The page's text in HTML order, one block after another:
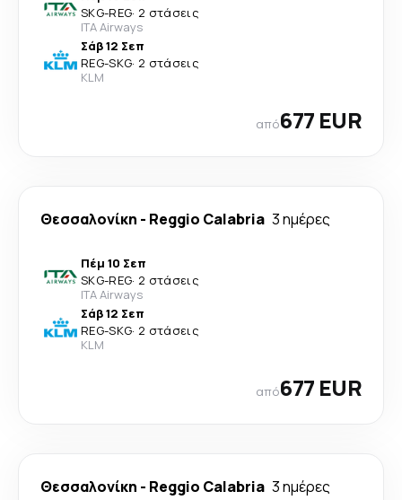
SKG-REG· 2 στάσεις
ITA Airways
Σάβ 12 Σεπ
REG-SKG· 2 στάσεις
KLM
από677 EUR
Θεσσαλονίκη - Reggio Calabria 3 ημέρες
Πέμ 10 Σεπ
SKG-REG· 2 στάσεις
ITA Airways
Σάβ 12 Σεπ
REG-SKG· 2 στάσεις
KLM
από677 EUR
Θεσσαλονίκη - Reggio Calabria 3 ημέρες